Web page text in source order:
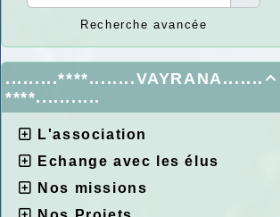
Recherche avancée

.........****........VAYRANA.......
****...........
L'association
Echange avec les élus
Nos missions